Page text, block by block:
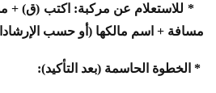
* للاستعلام عن مركبة: اكتب (ق) +
مسافة + اسم مالكها (أو حسب
* الخطوة الحاسمة (بعد التأكيد):